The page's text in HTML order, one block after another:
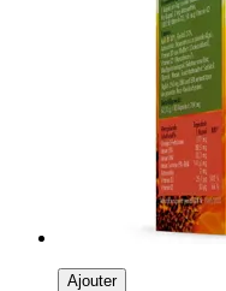
Ajouter